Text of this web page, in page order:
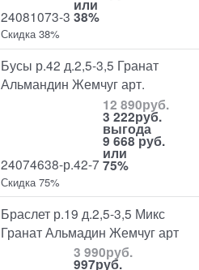
24081073-3
или
38%
Скидка 38%
Бусы р.42 д.2,5-3,5 Гранат
Альмандин Жемчуг арт.
24074638-р.42-7
12 890руб.
3 222руб.
выгода
9 668 руб.
или
75%
Скидка 75%
Браслет р.19 д.2,5-3,5 Микс
Гранат Альмадин Жемчуг арт
3 990руб.
997руб.